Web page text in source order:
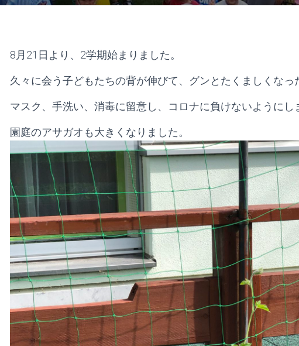
8月21日より、2学期始まりました。
久々に会う子どもたちの背が伸びて、グンとたくましくなっ
マスク、手洗い、消毒に留意し、コロナに負けないようにし
園庭のアサガオも大きくなりました。